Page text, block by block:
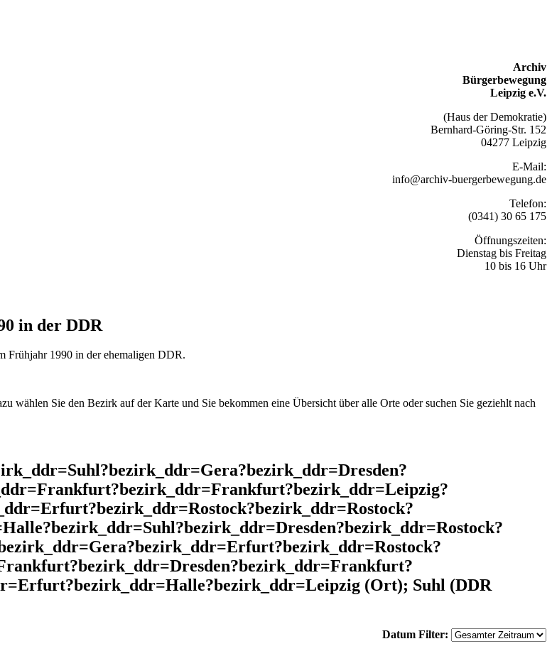
Archiv
Bürgerbewegung
Leipzig e.V.
(Haus der Demokratie)
Bernhard-Göring-Str. 152
04277 Leipzig
E-Mail:
info@archiv-buergerbewegung.de
Telefon:
(0341) 30 65 175
Öffnungszeiten:
Dienstag bis Freitag
10 bis 16 Uhr
in der DDR
Frühjahr 1990 in der ehemaligen DDR.
wählen Sie den Bezirk auf der Karte und Sie bekommen eine Übersicht über alle Orte oder suchen Sie geziehlt nach
(Ort); Suhl (DDR
Datum Filter: